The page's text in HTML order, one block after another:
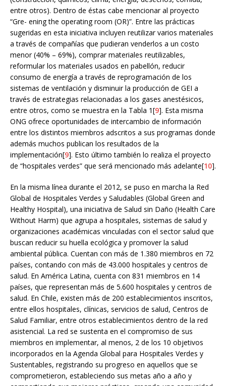
entre otros). Dentro de éstas cabe mencionar al proyecto
“Gre- ening the operating room (OR)”. Entre las prácticas
sugeridas en esta iniciativa incluyen reutilizar varios materiales
a través de compañías que pudieran venderlos a un costo
menor (40% – 69%), comprar materiales reutilizables,
reformular los materiales usados en pabellón, reducir
consumo de energía a través de reprogramación de los
sistemas de ventilación y disminuir la producción de GEI a
través de estrategias relacionadas a los gases anestésicos,
entre otros, como se muestra en la Tabla 1[9]. Esta misma
ONG ofrece oportunidades de intercambio de información
entre los distintos miembros adscritos a sus programas donde
además muchos publican los resultados de la
implementación[9]. Esto último también lo realiza el proyecto
de “hospitales verdes” que será mencionado más adelante[10].
En la misma línea durante el 2012, se puso en marcha la Red
Global de Hospitales Verdes y Saludables (Global Green and
Healthy Hospital), una iniciativa de Salud sin Daño (Health Care
Without Harm) que agrupa a hospitales, sistemas de salud y
organizaciones académicas vinculadas con el sector salud que
buscan reducir su huella ecológica y promover la salud
ambiental pública. Cuentan con más de 1.380 miembros en 72
países, contando con más de 43.000 hospitales y centros de
salud. En América Latina, cuenta con 831 miembros en 14
países, que representan más de 5.600 hospitales y centros de
salud. En Chile, existen más de 200 establecimientos inscritos,
entre ellos hospitales, clínicas, servicios de salud, Centros de
Salud Familiar, entre otros establecimientos dentro de la red
asistencial. La red se sustenta en el compromiso de sus
miembros en implementar, al menos, 2 de los 10 objetivos
incorporados en la Agenda Global para Hospitales Verdes y
Sustentables, registrando su progreso en aquellos que se
comprometieron, estableciendo sus metas año a año y